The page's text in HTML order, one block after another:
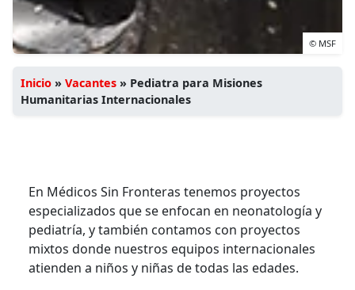
© MSF
Inicio » Vacantes » Pediatra para Misiones
Humanitarias Internacionales
En Médicos Sin Fronteras tenemos proyectos
especializados que se enfocan en neonatología y
pediatría, y también contamos con proyectos
mixtos donde nuestros equipos internacionales
atienden a niños y niñas de todas las edades.